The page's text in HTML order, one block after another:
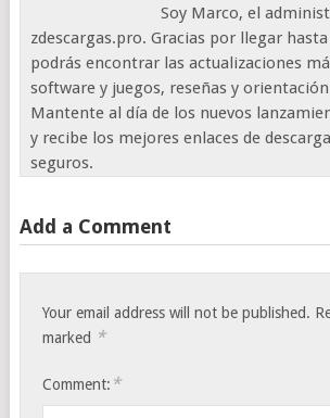
Soy Marco, el
zdescargas.pro. Gracias por llegar
podrás encontrar las actualizaciones
software y juegos, reseñas y
Mantente al día de los nuevos
y recibe los mejores enlaces de
seguros.
Add a Comment
Your email address will not be published.
marked *
Comment: *